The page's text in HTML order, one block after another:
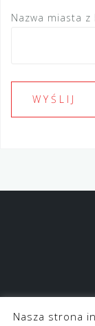
Nazwa miasta
Nasza strona